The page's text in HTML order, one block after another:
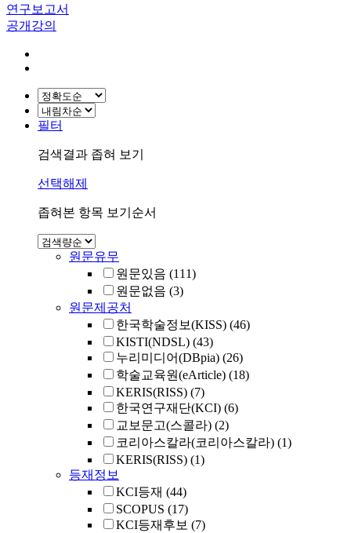
연구보고서
공개강의
필터
검색결과 좁혀 보기
선택해제
좁혀본 항목 보기순서
원문유무
원문있음 (111)
원문없음 (3)
원문제공처
한국학술정보(KISS) (46)
KISTI(NDSL) (43)
누리미디어(DBpia) (26)
학술교육원(eArticle) (18)
KERIS(RISS) (7)
한국연구재단(KCI) (6)
교보문고(스콜라) (2)
코리아스칼라(코리아스칼라) (1)
KERIS(RISS) (1)
등재정보
KCI등재 (44)
SCOPUS (17)
KCI등재후보 (7)